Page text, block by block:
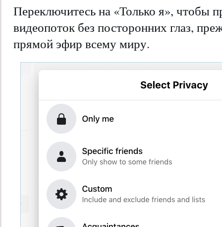
Переключитесь на «Только я», чтобы
видеопоток без посторонних глаз,
прямой эфир всему миру.